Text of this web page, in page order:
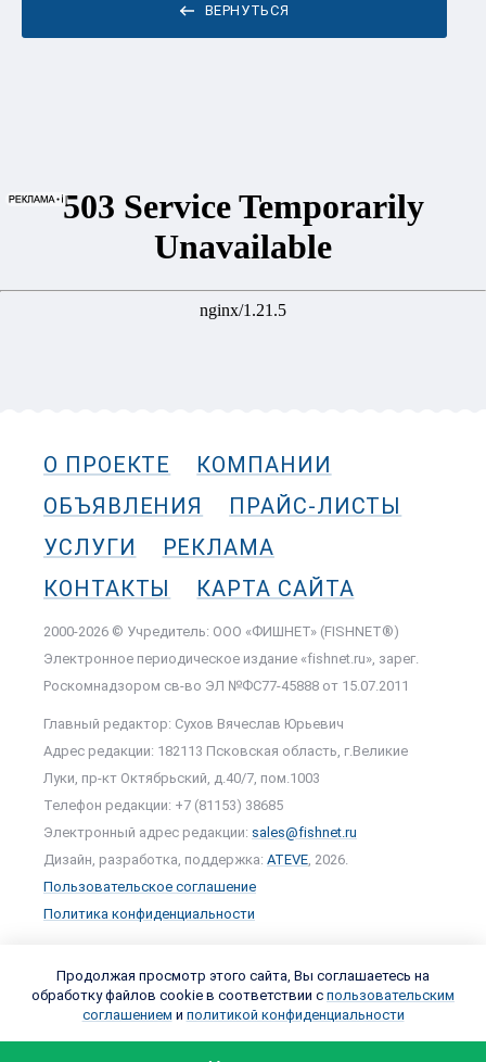
ВЕРНУТЬСЯ
О ПРОЕКТЕ
КОМПАНИИ
ОБЪЯВЛЕНИЯ
ПРАЙС-ЛИСТЫ
УСЛУГИ
РЕКЛАМА
КОНТАКТЫ
КАРТА САЙТА
2000-2026 © Учредитель: ООО «ФИШНЕТ» (FISHNET®)
Электронное периодическое издание «fishnet.ru», зарег.
Роскомнадзором cв-во ЭЛ №ФС77-45888 от 15.07.2011
Главный редактор: Сухов Вячеслав Юрьевич
Адрес редакции: 182113 Псковская область, г.Великие
Луки, пр-кт Октябрьский, д.40/7, пом.1003
Телефон редакции: +7 (81153) 38685
Электронный адрес редакции: sales@fishnet.ru
Дизайн, разработка, поддержка: ATEVE , 2026.
Пользовательское соглашение
Политика конфиденциальности
Продолжая просмотр этого сайта, Вы соглашаетесь на
обработку файлов cookie в соответствии с пользовательским
соглашением и политикой конфиденциальности